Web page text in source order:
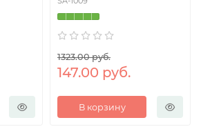
1323.00 руб.
147.00 руб.
В корзину